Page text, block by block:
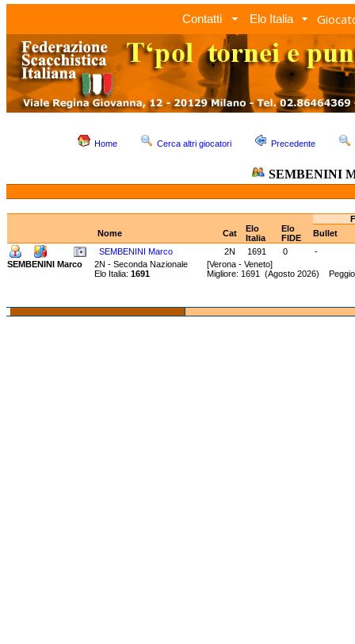
Contatti Elo Italia
Home Cerca altri giocatori Precedente
SEMBENINI
Nome
Cat
Elo
Italia
Elo
FIDE
Bullet
SEMBENINI Marco
2N 1691 0
-
SEMBENINI Marco
2N - Seconda Nazionale [Verona - Veneto]
Elo Italia: 1691 Migliore: 1691 (Agosto 2026)